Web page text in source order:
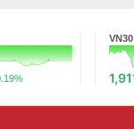
VN30